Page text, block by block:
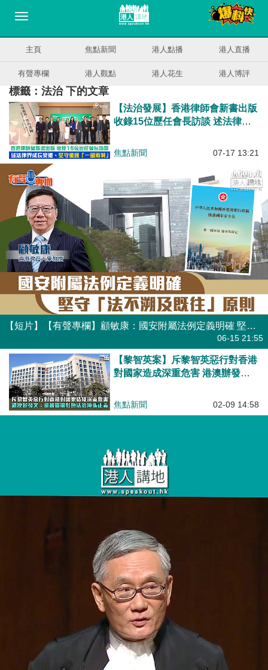
主頁 焦點新聞 港人點播 港人直播
有聲專欄 港人觀點 港人花生 港人博評
標籤：法治 下的文章
【法治發展】香港律師會新書出版
收錄15位歷任會長訪談 述法律界
焦點新聞 07-17 13:21
【短片】【有聲專欄】顧敏康：國安附屬法例定義明確 堅守「法不溯及既往」原則
06-15 21:55
【黎智英案】斥黎智英惡行對香港
對國家造成深重危害 港澳辦發
焦點新聞 02-09 14:58